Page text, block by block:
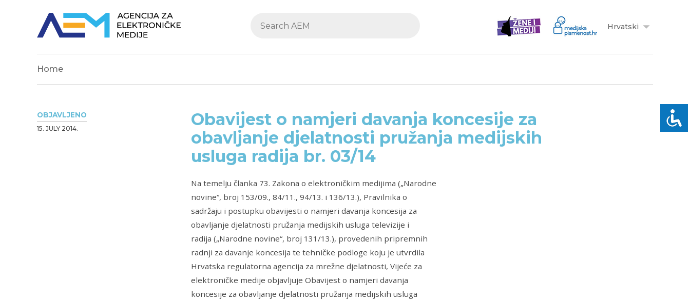
Hrvatski
Home
OBJAVLJENO
15. JULY 2014.
Obavijest o namjeri davanja koncesije za
obavljanje djelatnosti pružanja medijskih
usluga radija br. 03/14
Na temelju članka 73. Zakona o elektroničkim medijima („Narodne
novine“, broj 153/09., 84/11., 94/13. i 136/13.), Pravilnika o
sadržaju i postupku obavijesti o namjeri davanja koncesija za
obavljanje djelatnosti pružanja medijskih usluga televizije i
radija („Narodne novine“, broj 131/13.), provedenih pripremnih
radnji za davanje koncesija te tehničke podloge koju je utvrdila
Hrvatska regulatorna agencija za mrežne djelatnosti, Vijeće za
elektroničke medije objavljuje Obavijest o namjeri davanja
koncesije za obavljanje djelatnosti pružanja medijskih usluga